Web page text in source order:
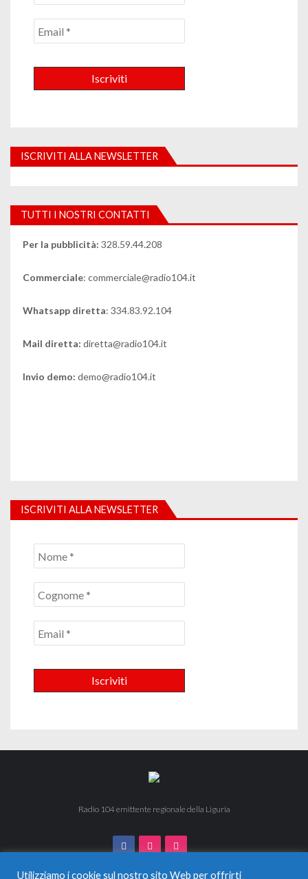
ISCRIVITI ALLA NEWSLETTER
TUTTI I NOSTRI CONTATTI
Per la pubblicità: 328.59.44.208
Commerciale: commerciale@radio104.it
Whatsapp diretta: 334.83.92.104
Mail diretta: diretta@radio104.it
Invio demo: demo@radio104.it
ISCRIVITI ALLA NEWSLETTER
Radio 104 emittente regionale della Liguria
Utilizziamo i cookie sul nostro sito Web per offrirti